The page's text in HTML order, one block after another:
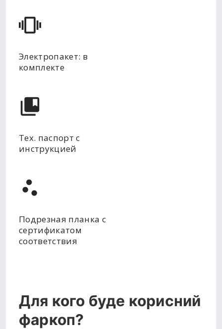
Электропакет: в
комплекте
Тех. паспорт с
инструкцией
Подрезная планка с
сертификатом
соответствия
Для кого буде корисний
фаркоп?